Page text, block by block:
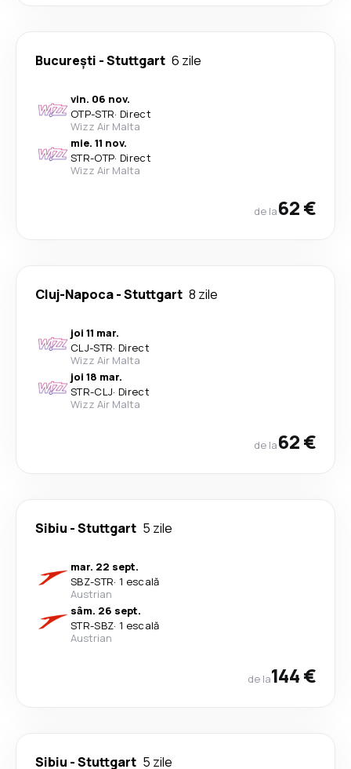
București -Stuttgart 6 zile
vin. 06 nov.
OTP-STR· Direct
Wizz Air Malta
mie. 11 nov.
STR-OTP· Direct
Wizz Air Malta
de la62 €
Cluj-Napoca-Stuttgart 8 zile
joi 11 mar.
CLJ-STR· Direct
Wizz Air Malta
joi 18 mar.
STR-CLJ· Direct
Wizz Air Malta
de la62 €
Sibiu -Stuttgart 5 zile
mar. 22 sept.
SBZ-STR· 1 escală
Austrian
sâm. 26 sept.
STR-SBZ· 1 escală
Austrian
de la144 €
Sibiu -Stuttgart 5 zile